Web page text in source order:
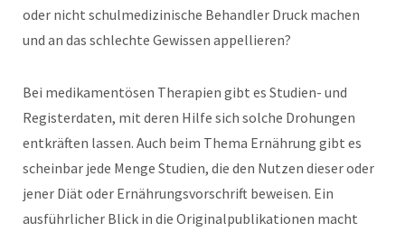
oder nicht schulmedizinische Behandler Druck machen
und an das schlechte Gewissen appellieren?
Bei medikamentösen Therapien gibt es Studien- und
Registerdaten, mit deren Hilfe sich solche Drohungen
entkräften lassen. Auch beim Thema Ernährung gibt es
scheinbar jede Menge Studien, die den Nutzen dieser oder
jener Diät oder Ernährungsvorschrift beweisen. Ein
ausführlicher Blick in die Originalpublikationen macht